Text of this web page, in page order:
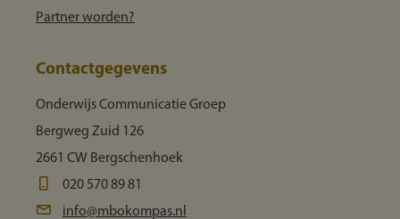
Partner worden?
Contactgegevens
Onderwijs Communicatie Groep
Bergweg Zuid 126
2661 CW Bergschenhoek
020 570 89 81
info@mbokompas.nl